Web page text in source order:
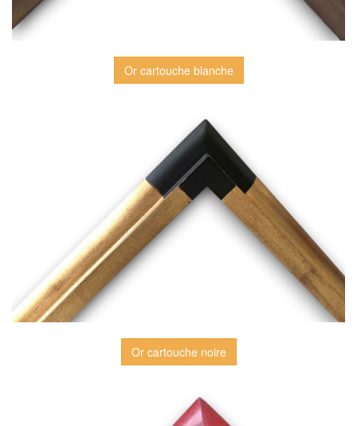
Or cartouche blanche
Or cartouche noire